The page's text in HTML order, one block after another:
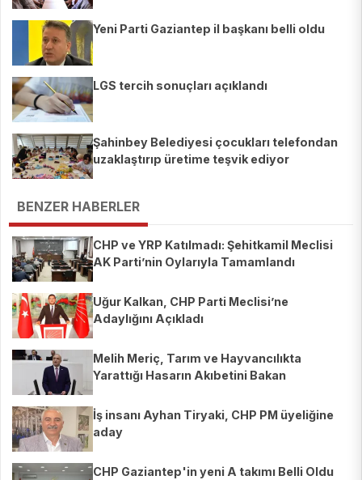
Yeni Parti Gaziantep il başkanı belli oldu
LGS tercih sonuçları açıklandı
Şahinbey Belediyesi çocukları telefondan
uzaklaştırıp üretime teşvik ediyor
BENZER HABERLER
CHP ve YRP Katılmadı: Şehitkamil Meclisi
AK Parti’nin Oylarıyla Tamamlandı
Uğur Kalkan, CHP Parti Meclisi’ne
Adaylığını Açıkladı
Melih Meriç, Tarım ve Hayvancılıkta
Yarattığı Hasarın Akıbetini Bakan
İş insanı Ayhan Tiryaki, CHP PM üyeliğine
aday
CHP Gaziantep'in yeni A takımı Belli Oldu